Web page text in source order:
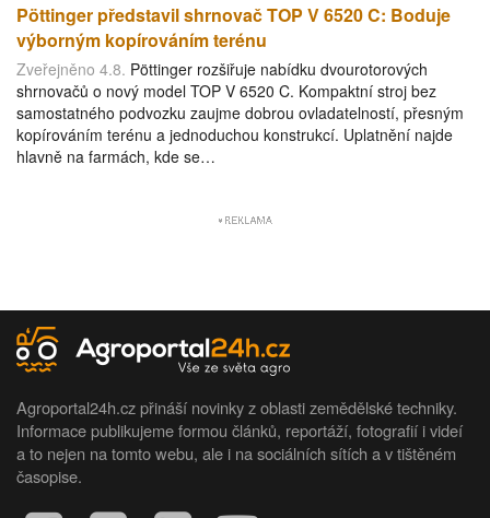
Pöttinger představil shrnovač TOP V 6520 C: Boduje
výborným kopírováním terénu
Zveřejněno 4.8. Pöttinger rozšiřuje nabídku dvourotorových
shrnovačů o nový model TOP V 6520 C. Kompaktní stroj bez
samostatného podvozku zaujme dobrou ovladatelností, přesným
kopírováním terénu a jednoduchou konstrukcí. Uplatnění najde
hlavně na farmách, kde se…
Agroportal24h.cz přináší novinky z oblasti zemědělské techniky.
Informace publikujeme formou článků, reportáží, fotografií i videí
a to nejen na tomto webu, ale i na sociálních sítích a v tištěném
časopise.